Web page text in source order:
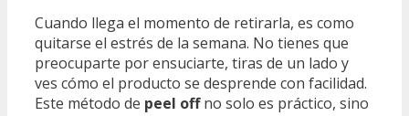
Cuando llega el momento de retirarla, es como
quitarse el estrés de la semana. No tienes que
preocuparte por ensuciarte, tiras de un lado y
ves cómo el producto se desprende con facilidad.
Este método de peel offno solo es práctico, sino